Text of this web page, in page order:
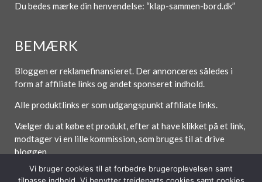
Du bedes mærke din henvendelse: “klap-sammen-bord.dk”
BEMÆRK
Bloggen er reklamefinansieret. Der annonceres således i
form af affiliate links og andet sponseret indhold.
Alle produktlinks er som udgangspunkt affiliate links.
Vælger du at købe et produkt, efter at have klikket på et link,
modtager vi en lille kommission, som bruges til at drive
bloggen.
Vi bruger cookies til at forbedre brugeroplevelsen samt